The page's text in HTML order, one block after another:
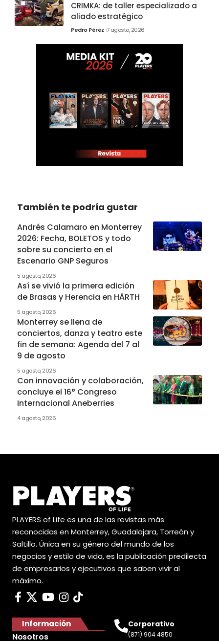
CRIMKA: de taller especializado a
aliado estratégico
Pedro Pérez 7 agosto, 2026
También te podría gustar
Andrés Calamaro en Monterrey
2026: Fecha, BOLETOS y todo
sobre su concierto en el
Escenario GNP Seguros
5 agosto, 2026
Así se vivió la primera edición
de Brasas y Herencia en HÄRTH
5 agosto, 2026
Monterrey se llena de
conciertos, danza y teatro este
fin de semana: Agenda del 7 al
9 de agosto
5 agosto, 2026
Con innovación y colaboración,
concluye el 16° Congreso
Internacional Aneberries
4 agosto, 2026
PLAYERS of Life es una de las revistas más
reconocidas en Monterrey, Guadalajara, Torreón y
Saltillo. Única en su género del mundo de los
negocios y estilo de vida, es la publicación predilecta
de empresarios y ejecutivos que saben vivir al
máximo.
Información
Nosotros
Corporativo
(871) 904 4850